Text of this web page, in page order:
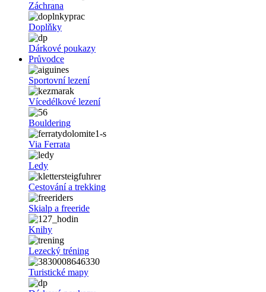
Záchrana
Doplňky
Dárkové poukazy
Průvodce
Sportovní lezení
Vícedélkové lezení
Bouldering
Via Ferrata
Ledy
Cestování a trekking
Skialp a freeride
Knihy
Lezecký tréning
Turistické mapy